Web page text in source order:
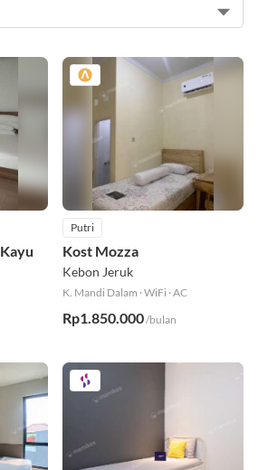
Putri
Kost Mozza
Kebon Jeruk
K. Mandi Dalam ·WiFi ·AC
Rp1.850.000/bulan